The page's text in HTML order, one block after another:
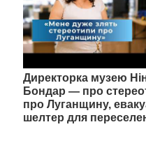
Директорка музею
Бондар — про
про Луганщину,
шелтер для